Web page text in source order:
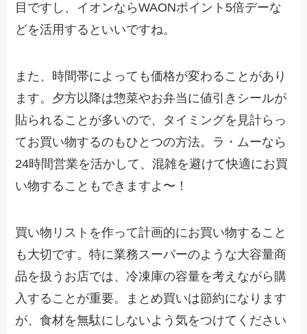
目ですし、イオンならWAONポイント5倍デーな
どを活用するといいですね。
また、時間帯によっても価格が変わることがあり
ます。夕方以降は惣菜やお弁当に値引きシールが
貼られることが多いので、タイミングを見計らっ
てお買い物するのもひとつの方法。ラ・ムーなら
24時間営業を活かして、混雑を避けて快適にお買
い物することもできますよ〜！
買い物リストを作って計画的にお買い物すること
も大切です。特に業務スーパーのような大容量商
品を扱うお店では、冷凍庫の容量を考えながら購
入することが重要。まとめ買いは節約になります
が、食材を無駄にしないよう気をつけてください